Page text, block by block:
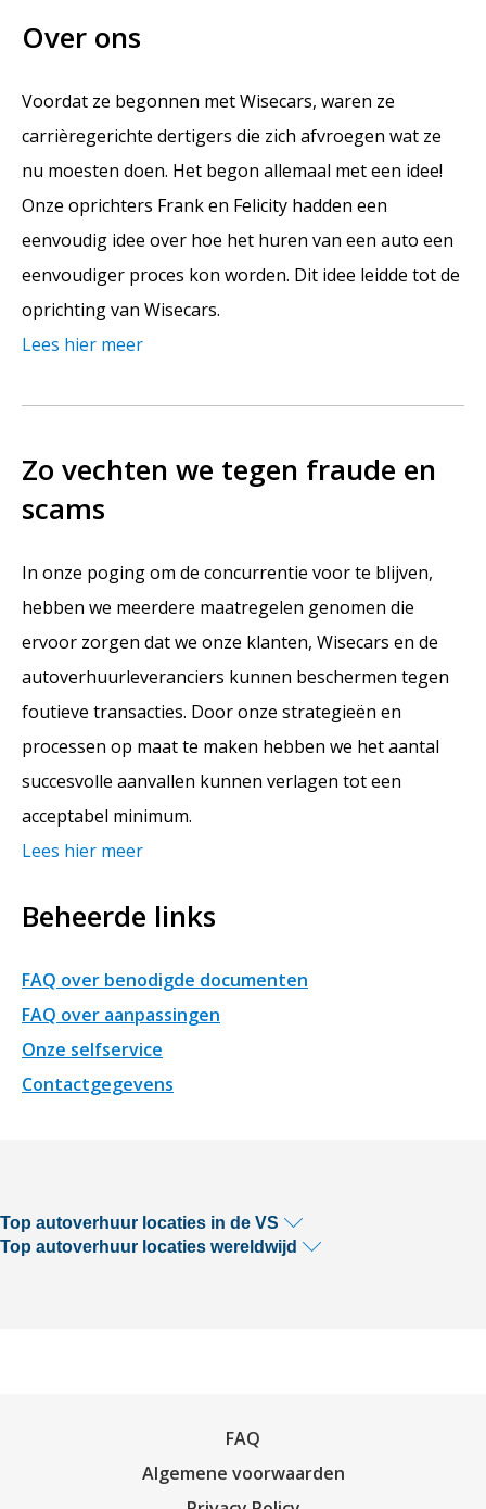
Over ons
Voordat ze begonnen met Wisecars, waren ze
carrièregerichte dertigers die zich afvroegen wat ze
nu moesten doen. Het begon allemaal met een idee!
Onze oprichters Frank en Felicity hadden een
eenvoudig idee over hoe het huren van een auto een
eenvoudiger proces kon worden. Dit idee leidde tot de
oprichting van Wisecars.
Lees hier meer
Zo vechten we tegen fraude en
scams
In onze poging om de concurrentie voor te blijven,
hebben we meerdere maatregelen genomen die
ervoor zorgen dat we onze klanten, Wisecars en de
autoverhuurleveranciers kunnen beschermen tegen
foutieve transacties. Door onze strategieën en
processen op maat te maken hebben we het aantal
succesvolle aanvallen kunnen verlagen tot een
acceptabel minimum.
Lees hier meer
Beheerde links
FAQ over benodigde documenten
FAQ over aanpassingen
Onze selfservice
Contactgegevens
Top autoverhuur locaties in de VS
Top autoverhuur locaties wereldwijd
FAQ
Algemene voorwaarden